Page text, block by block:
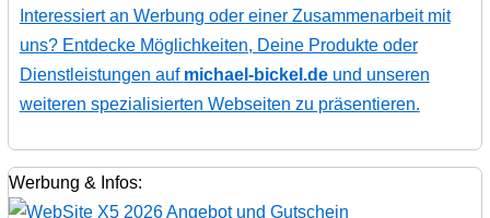
Interessiert an Werbung oder einer Zusammenarbeit mit
uns? Entdecke Möglichkeiten, Deine Produkte oder
Dienstleistungen auf michael-bickel.deund unseren
weiteren spezialisierten Webseiten zu präsentieren.
Werbung & Infos: